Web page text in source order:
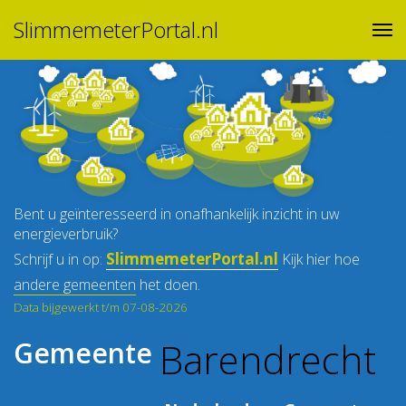
SlimmemeterPortal.nl
Bent u geïnteresseerd in onafhankelijk inzicht in uw
energieverbruik?
Schrijf u in op: SlimmemeterPortal.nl Kijk hier hoe
andere gemeenten het doen.
Data bijgewerkt t/m 07-08-2026
Gemeente Barendrecht